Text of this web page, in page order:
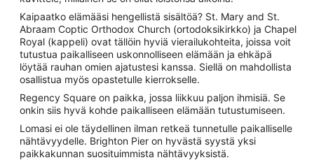
Kaipaatko elämääsi hengellistä sisältöä? St. Mary and St.
Abraam Coptic Orthodox Church (ortodoksikirkko) ja Chapel
Royal (kappeli) ovat tällöin hyviä vierailukohteita, joissa voit
tutustua paikalliseen uskonnolliseen elämään ja ehkäpä
löytää rauhan omien ajatustesi kanssa. Siellä on mahdollista
osallistua myös opastetulle kierrokselle.
Regency Square on paikka, jossa liikkuu paljon ihmisiä. Se
onkin siis hyvä kohde paikalliseen elämään tutustumiseen.
Lomasi ei ole täydellinen ilman retkeä tunnetulle paikalliselle
nähtävyydelle. Brighton Pier on hyvästä syystä yksi
paikkakunnan suosituimmista nähtävyyksistä.